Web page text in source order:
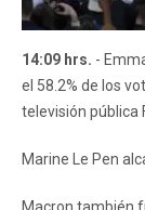
14:09 hrs. -
el 58.2% de los
televisión pública
Marine Le Pen
Macron también